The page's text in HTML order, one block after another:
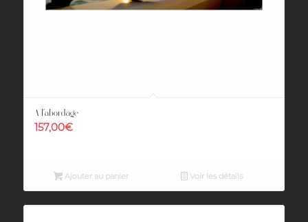
A l’abordage
157,00€
Ajouter au panier Voir les détails